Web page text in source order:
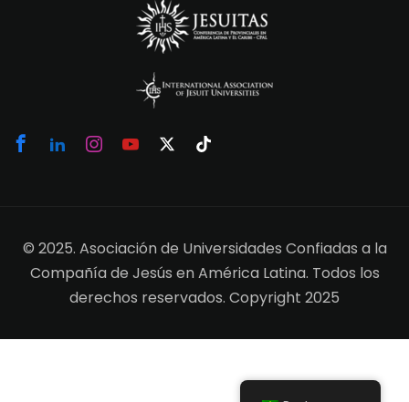
© 2025. Asociación de Universidades Confiadas a la
Compañía de Jesús en América Latina. Todos los
derechos reservados. Copyright 2025